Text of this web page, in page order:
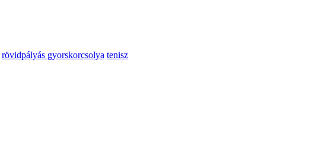
rövidpályás gyorskorcsolya tenisz